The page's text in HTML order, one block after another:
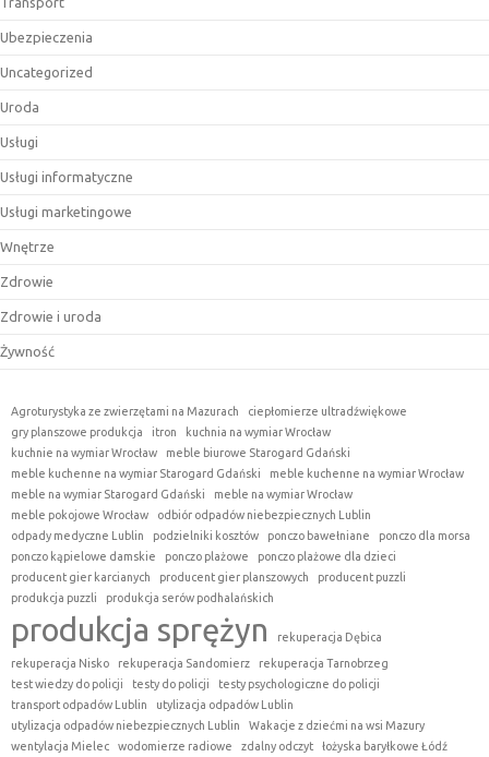
Ubezpieczenia
Uncategorized
Uroda
Usługi
Usługi informatyczne
Usługi marketingowe
Wnętrze
Zdrowie
Zdrowie i uroda
Żywność
Agroturystyka ze zwierzętami na Mazurach
ciepłomierze ultradźwiękowe
gry planszowe produkcja
itron
kuchnia na wymiar Wrocław
kuchnie na wymiar Wrocław
meble biurowe Starogard Gdański
meble kuchenne na wymiar Starogard Gdański
meble kuchenne na wymiar Wrocław
meble na wymiar Starogard Gdański
meble na wymiar Wrocław
meble pokojowe Wrocław
odbiór odpadów niebezpiecznych Lublin
odpady medyczne Lublin
podzielniki kosztów ponczo bawełniane
ponczo dla morsa
ponczo kąpielowe damskie
ponczo plażowe
ponczo plażowe dla dzieci
producent gier karcianych
producent gier planszowych
producent puzzli
produkcja puzzli
produkcja serów podhalańskich
produkcja sprężyn
rekuperacja Dębica
rekuperacja Nisko
rekuperacja Sandomierz
rekuperacja Tarnobrzeg
test wiedzy do policji
testy do policji
testy psychologiczne do policji
transport odpadów Lublin
utylizacja odpadów Lublin
utylizacja odpadów niebezpiecznych Lublin
Wakacje z dziećmi na wsi Mazury
wentylacja Mielec
wodomierze radiowe zdalny odczyt łożyska baryłkowe Łódź